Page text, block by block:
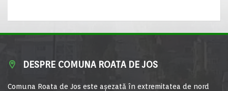
DESPRE COMUNA ROATA DE JOS
Comuna Roata de Jos este aşezată în extremitatea de nord